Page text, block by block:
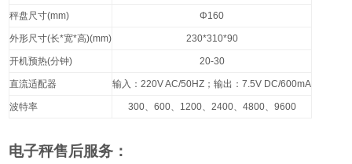
秤盘尺寸(mm) Φ160
外形尺寸(长*宽*高)(mm) 230*310*90
开机预热(分钟) 20-30
直流适配器 输入：220V AC/50HZ ；输出：7.5V DC/600mA
波特率 300、 600、 1200、 2400、 4800、 9600
电子秤售后服务：